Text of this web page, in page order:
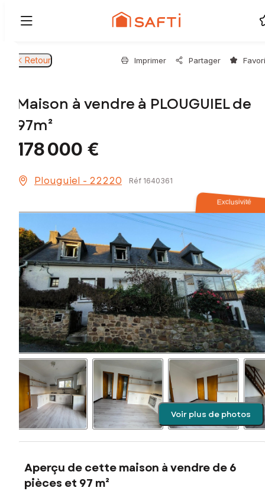
Retour Imprimer Partager
Maison à vendre à PLOUGUIEL de
97m²
178 000 €
Plouguiel - 22220 Réf 1640361
Exclusivité
Voir plus de photos
Aperçu de cette maison à vendre de 6
pièces et 97 m²